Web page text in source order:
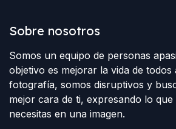
Sobre nosotros
Somos un equipo de personas
objetivo es mejorar la vida de todos
fotografía, somos disruptivos y
mejor cara de ti, expresando lo que
necesitas en una imagen.